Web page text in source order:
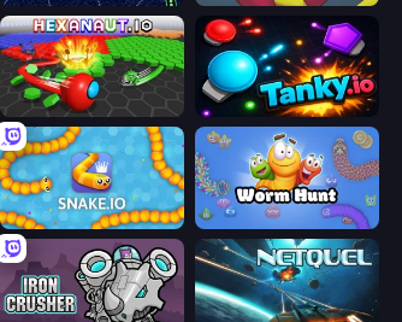
Hexanaut.io Tanky.io
Snake.io Worm Hunt